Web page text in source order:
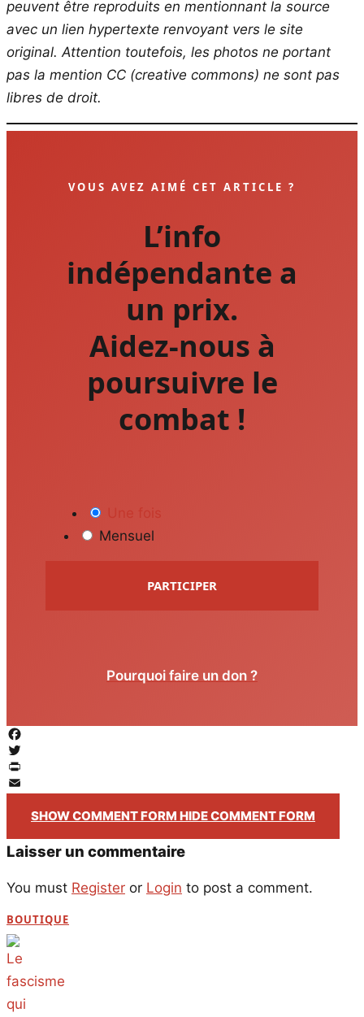
peuvent être reproduits en mentionnant la source
avec un lien hypertexte renvoyant vers le site
original. Attention toutefois, les photos ne portant
pas la mention CC (creative commons) ne sont pas
libres de droit.
VOUS AVEZ AIMÉ CET ARTICLE ?
L’info
indépendante a
un prix.
Aidez-nous à
poursuivre le
combat !
Mensuel
PARTICIPER
Pourquoi faire un don ?
Facebook
Twitter
PrintFriendly
Email
SHOW COMMENT FORM HIDE COMMENT FORM
Laisser un commentaire
You must Register or Login to post a comment.
BOUTIQUE